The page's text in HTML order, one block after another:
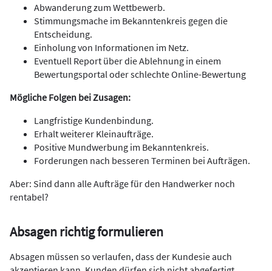
Abwanderung zum Wettbewerb.
Stimmungsmache im Bekanntenkreis gegen die
Entscheidung.
Einholung von Informationen im Netz.
Eventuell Report über die Ablehnung in einem
Bewertungsportal oder schlechte Online-Bewertung
Mögliche Folgen bei Zusagen:
Langfristige Kundenbindung.
Erhalt weiterer Kleinaufträge.
Positive Mundwerbung im Bekanntenkreis.
Forderungen nach besseren Terminen bei Aufträgen.
Aber: Sind dann alle Aufträge für den Handwerker noch
rentabel?
Absagen richtig formulieren
Absagen müssen so verlaufen, dass der Kundesie auch